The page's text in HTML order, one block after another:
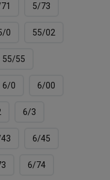
5/73
0 55/02
55/55
6/0 6/00
6/3
6/45
6/74